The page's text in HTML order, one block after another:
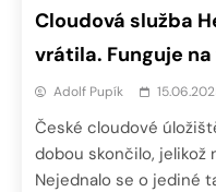
Cloudová služba
vrátila. Funguje
Adolf Pupík
České cloudové
dobou skončilo, jelikož
Nejednalo se o jediné